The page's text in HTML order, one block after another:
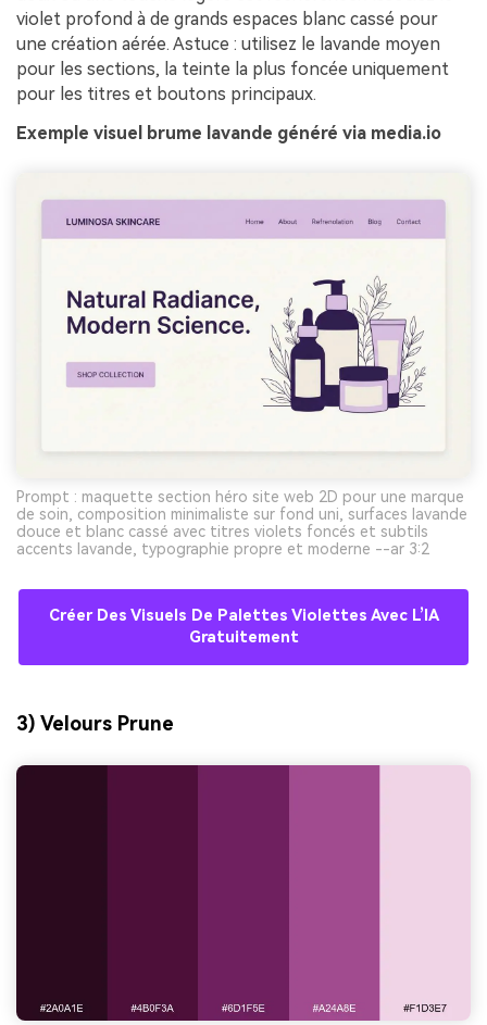
violet profond à de grands espaces blanc cassé pour
une création aérée. Astuce : utilisez le lavande moyen
pour les sections, la teinte la plus foncée uniquement
pour les titres et boutons principaux.
Exemple visuel brume lavande généré via media.io
Prompt : maquette section héro site web 2D pour une marque
de soin, composition minimaliste sur fond uni, surfaces lavande
douce et blanc cassé avec titres violets foncés et subtils
accents lavande, typographie propre et moderne --ar 3:2
Créer Des Visuels De Palettes Violettes Avec L’IA
Gratuitement
3) Velours Prune